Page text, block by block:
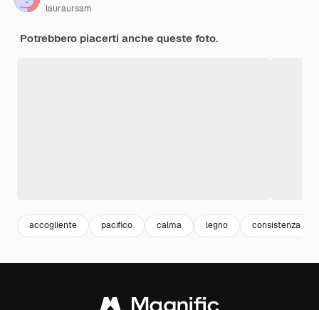
lauraursam
Potrebbero piacerti anche queste foto.
accogliente pacifico calma legno consistenza